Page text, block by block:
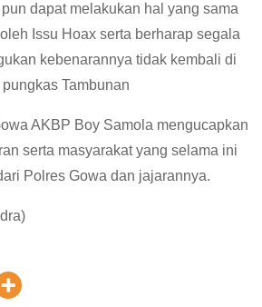
dapat melakukan hal yang sama
Issu Hoax serta berharap segala
kebenarannya tidak kembali di
Tambunan
AKBP Boy Samola mengucapkan
serta masyarakat yang selama ini
Polres Gowa dan jajarannya.